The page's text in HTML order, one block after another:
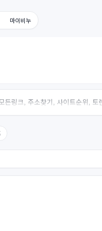
마이비누
든링크, 주소찾기, 사이트순위,